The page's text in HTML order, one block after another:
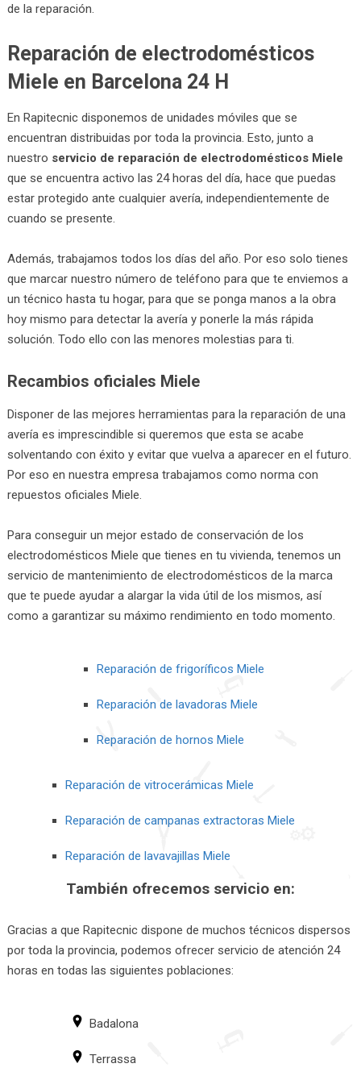
de la reparación.
Reparación de electrodomésticos
Miele en Barcelona 24 H
En Rapitecnic disponemos de unidades móviles que se
encuentran distribuidas por toda la provincia. Esto, junto a
nuestro servicio de reparación de electrodomésticos Miele
que se encuentra activo las 24 horas del día, hace que puedas
estar protegido ante cualquier avería, independientemente de
cuando se presente.
Además, trabajamos todos los días del año. Por eso solo tienes
que marcar nuestro número de teléfono para que te enviemos a
un técnico hasta tu hogar, para que se ponga manos a la obra
hoy mismo para detectar la avería y ponerle la más rápida
solución. Todo ello con las menores molestias para ti.
Recambios oficiales Miele
Disponer de las mejores herramientas para la reparación de una
avería es imprescindible si queremos que esta se acabe
solventando con éxito y evitar que vuelva a aparecer en el futuro.
Por eso en nuestra empresa trabajamos como norma con
repuestos oficiales Miele.
Para conseguir un mejor estado de conservación de los
electrodomésticos Miele que tienes en tu vivienda, tenemos un
servicio de mantenimiento de electrodomésticos de la marca
que te puede ayudar a alargar la vida útil de los mismos, así
como a garantizar su máximo rendimiento en todo momento.
Reparación de frigoríficos Miele
Reparación de lavadoras Miele
Reparación de hornos Miele
Reparación de vitrocerámicas Miele
Reparación de campanas extractoras Miele
Reparación de lavavajillas Miele
También ofrecemos servicio en:
Gracias a que Rapitecnic dispone de muchos técnicos dispersos
por toda la provincia, podemos ofrecer servicio de atención 24
horas en todas las siguientes poblaciones:
Badalona
Terrassa